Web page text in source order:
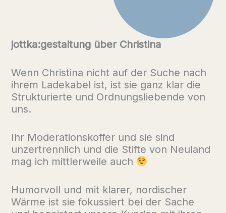
jottka:gestaltung über Christina
Wenn Christina nicht auf der Suche nach
ihrem Ladekabel ist, ist sie ganz klar die
Strukturierte und Ordnungsliebende von
uns.
Ihr Moderationskoffer und sie sind
unzertrennlich und die Stifte von Neuland
mag ich mittlerweile auch
Humorvoll und mit klarer, nordischer
Wärme ist sie fokussiert bei der Sache